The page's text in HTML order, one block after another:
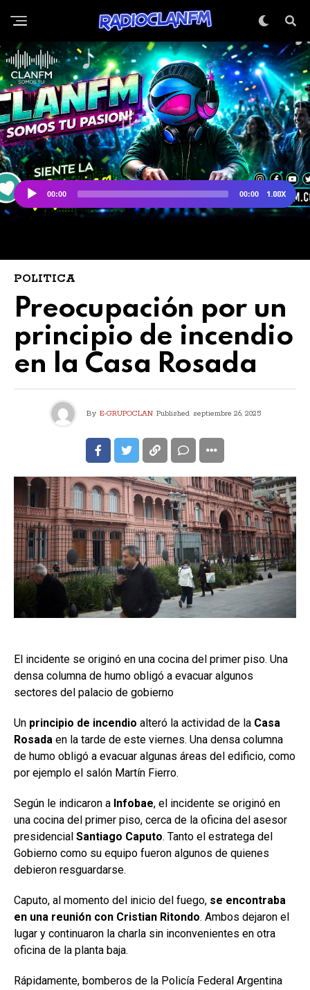
POLITICA
Preocupación por un
principio de incendio
en la Casa Rosada
By E-GRUPOCLAN Published septiembre 26, 2025
El incidente se originó en una cocina del primer piso. Una
densa columna de humo obligó a evacuar algunos
sectores del palacio de gobierno
Un principio de incendio alteró la actividad de la Casa
Rosada en la tarde de este viernes. Una densa columna
de humo obligó a evacuar algunas áreas del edificio, como
por ejemplo el salón Martín Fierro.
Según le indicaron a Infobae, el incidente se originó en
una cocina del primer piso, cerca de la oficina del asesor
presidencial Santiago Caputo. Tanto el estratega del
Gobierno como su equipo fueron algunos de quienes
debieron resguardarse.
Caputo, al momento del inicio del fuego, se encontraba
en una reunión con Cristian Ritondo. Ambos dejaron el
lugar y continuaron la charla sin inconvenientes en otra
oficina de la planta baja.
Rápidamente, bomberos de la Policía Federal Argentina